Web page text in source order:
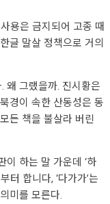
용은 금지되어 고종 때
글 말살 정책으로 거의
왜 그랬을까. 진시황은
경이 속한 산동성은 동
든 책을 불살라 버린
이 하는 말 가운데 ‘하
터 합니다, ‘다가가’는
미를 모른다.